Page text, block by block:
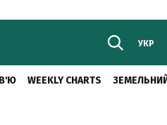
УКР
WEEKLY CHARTS